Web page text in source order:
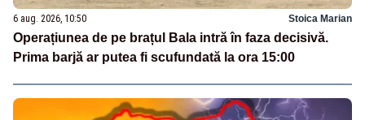
6 aug. 2026, 10:50 Stoica Marian
Operațiunea de pe brațul Bala intră în faza decisivă.
Prima barjă ar putea fi scufundată la ora 15:00